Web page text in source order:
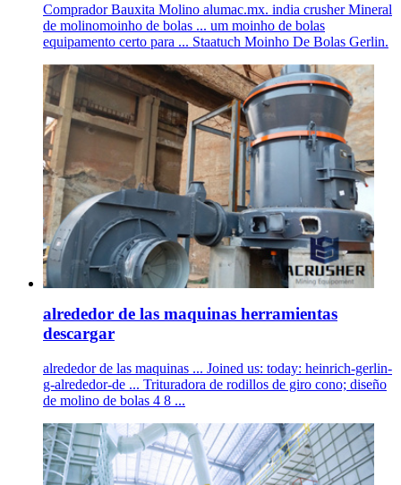
Comprador Bauxita Molino alumac.mx. india crusher Mineral
de molinomoinho de bolas ... um moinho de bolas
equipamento certo para ... Staatuch Moinho De Bolas Gerlin.
alrededor de las maquinas herramientas
descargar
alrededor de las maquinas ... Joined us: today: heinrich-gerlin­
g-alrededor-de ... Trituradora de rodillos de giro cono; diseño
de molino de bolas 4 8 ...